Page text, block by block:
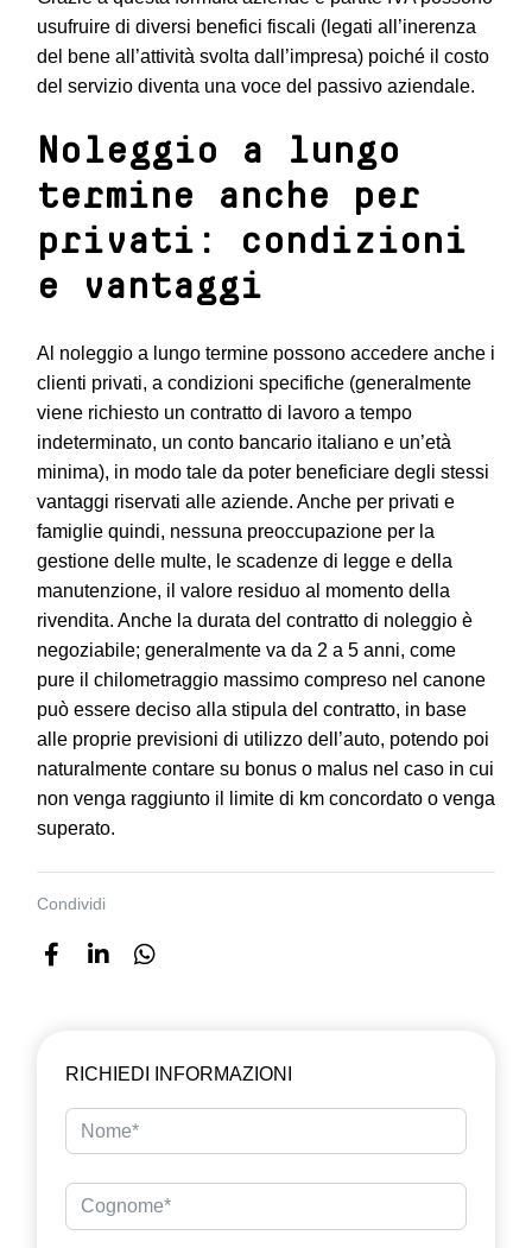
usufruire di diversi benefici fiscali (legati all’inerenza
del bene all’attività svolta dall’impresa) poiché il costo
del servizio diventa una voce del passivo aziendale.
Noleggio a lungo
termine anche per
privati: condizioni
e vantaggi
Al noleggio a lungo termine possono accedere anche i
clienti privati, a condizioni specifiche (generalmente
viene richiesto un contratto di lavoro a tempo
indeterminato, un conto bancario italiano e un’età
minima), in modo tale da poter beneficiare degli stessi
vantaggi riservati alle aziende. Anche per privati e
famiglie quindi, nessuna preoccupazione per la
gestione delle multe, le scadenze di legge e della
manutenzione, il valore residuo al momento della
rivendita. Anche la durata del contratto di noleggio è
negoziabile; generalmente va da 2 a 5 anni, come
pure il chilometraggio massimo compreso nel canone
può essere deciso alla stipula del contratto, in base
alle proprie previsioni di utilizzo dell’auto, potendo poi
naturalmente contare su bonus o malus nel caso in cui
non venga raggiunto il limite di km concordato o venga
superato.
Condividi
RICHIEDI INFORMAZIONI